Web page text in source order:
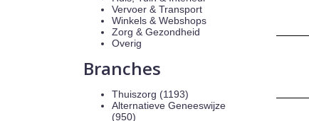
Vervoer & Transport
Winkels & Webshops
Zorg & Gezondheid
Overig
Branches
Thuiszorg (1193)
Alternatieve Geneeswijze
(950)